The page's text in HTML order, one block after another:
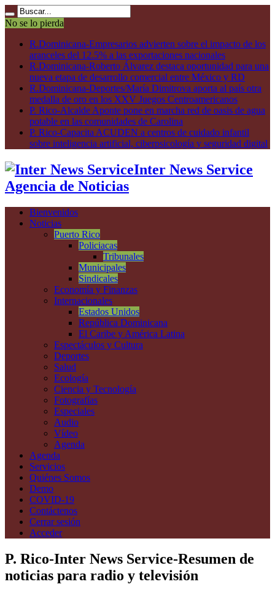
No se lo pierda
R.Dominicana-Empresarios advierten sobre el impacto de los
aranceles del 12.5% a las exportaciones nacionales
R.Dominicana-Roberto Álvarez destaca oportunidad para una
nueva etapa de desarrollo comercial entre México y RD
R.Dominicana-Deportes/María Dimitrova aporta al país otra
medalla de oro en los XXV Juegos Centroamericanos
P. Rico-Alcalde Aponte pone en marcha red de oasis de agua
potable en las comunidades de Carolina
P. Rico-Capacita ACUDEN a centros de cuidado infantil
sobre inteligencia artificial, ciberpsicología y seguridad digital
Inter News Service
Agencia de Noticias
Bienvenidos
Noticias
Puerto Rico
Policiacas
Tribunales
Municipales
Sindicales
Economía y Finanzas
Internacionales
Estados Unidos
República Dominicana
El Caribe y América Latina
Espectáculos y Cultura
Deportes
Salud
Ecología
Ciencia y Tecnología
Fotografías
Especiales
Audio
Vídeo
Agenda
Agenda
Servicios
Quiénes Somos
Demo
COVID-19
Contáctenos
Cerrar sesión
Acceder
P. Rico-Inter News Service-Resumen de
noticias para radio y televisión